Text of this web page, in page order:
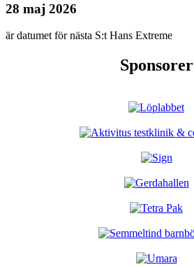
28 maj 2026
är datumet för nästa S:t Hans Extreme
Sponsorer